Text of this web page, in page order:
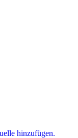
hinzufügen.